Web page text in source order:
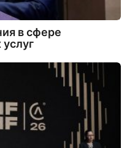
в сфере